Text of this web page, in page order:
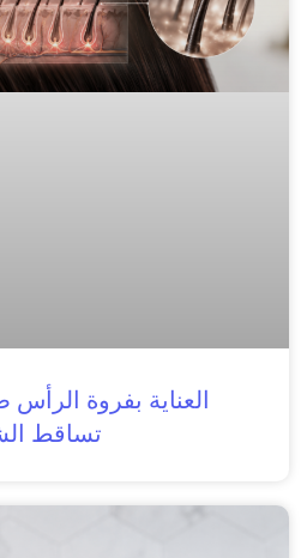
العناية بفروة
تساقط